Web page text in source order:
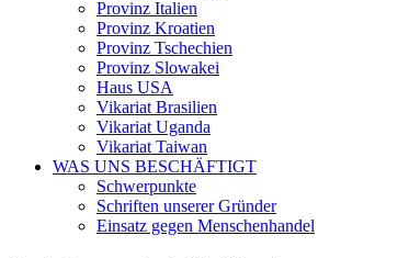
Provinz Italien
Provinz Kroatien
Provinz Tschechien
Provinz Slowakei
Haus USA
Vikariat Brasilien
Vikariat Uganda
Vikariat Taiwan
WAS UNS BESCHÄFTIGT
Schwerpunkte
Schriften unserer Gründer
Einsatz gegen Menschenhandel